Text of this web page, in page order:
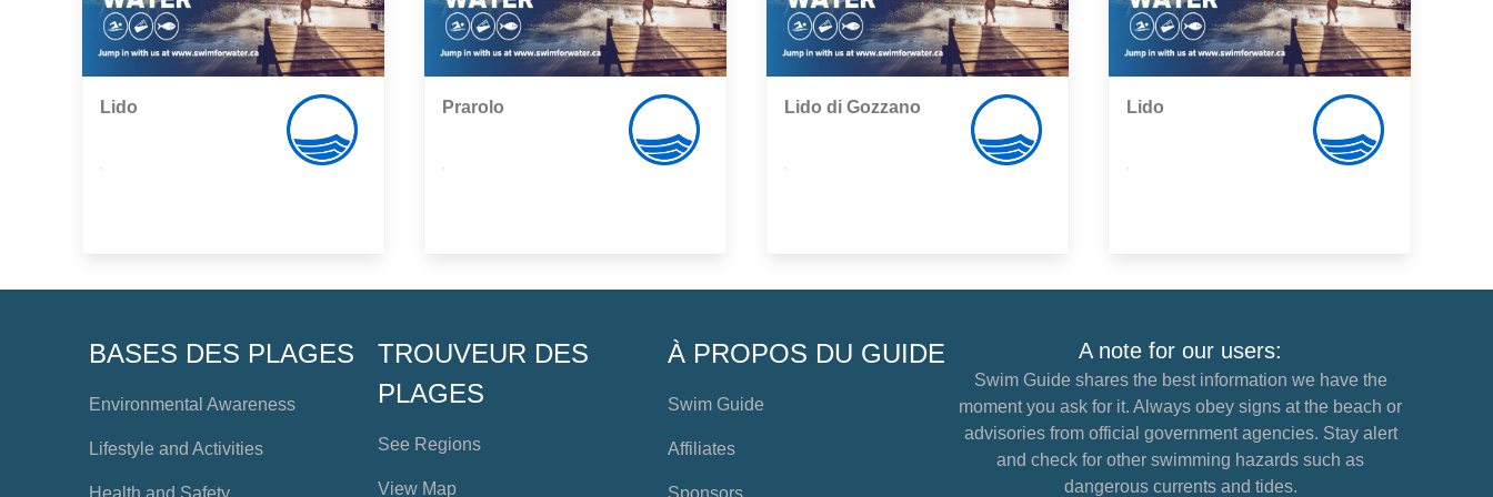
Lido Prarolo Lido di Gozzano Lido
BASES DES PLAGES
Environmental Awareness
Lifestyle and Activities
Health and Safety
TROUVEUR DES
PLAGES
See Regions
View Map
À PROPOS DU GUIDE
Swim Guide
Affiliates
Sponsors
A note for our users:
Swim Guide shares the best information we have the
moment you ask for it. Always obey signs at the beach or
advisories from official government agencies. Stay alert
and check for other swimming hazards such as
dangerous currents and tides.